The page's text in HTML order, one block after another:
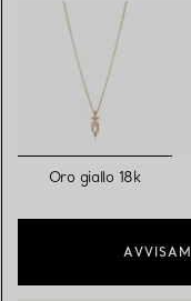
Oro giallo 18k